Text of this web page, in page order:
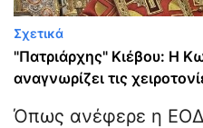
Σχετικά
"Πατριάρχης" Κιέβου: Η
αναγνωρίζει τις
Όπως ανέφερε η